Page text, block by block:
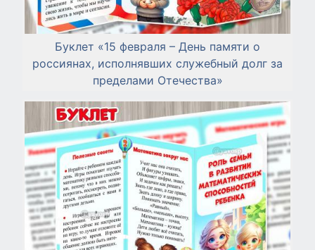
Буклет «15 февраля – День памяти о
россиянах, исполнявших служебный долг за
пределами Отечества»